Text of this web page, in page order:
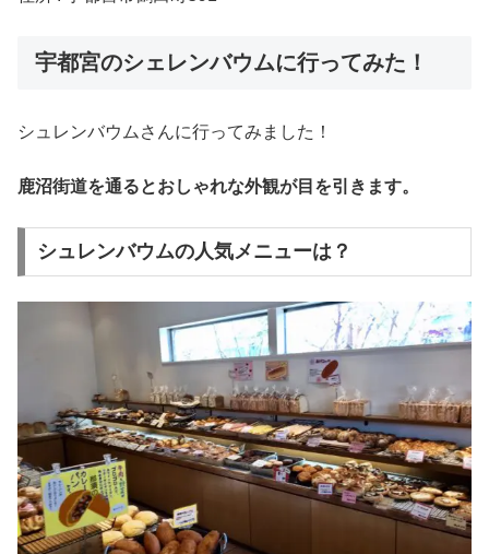
宇都宮のシェレンバウムに行ってみた！
シュレンバウムさんに行ってみました！
鹿沼街道を通るとおしゃれな外観が目を引きます。
シュレンバウムの人気メニューは？